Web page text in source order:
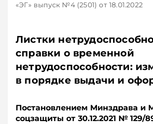
«ЭГ» выпуск №4 (2501) от 18.01.2022
Листки
справки о временной
нетрудоспособности:
в порядке выдачи и
Постановлением Минздрава и
соцзащиты от 30.12.2021 № 129/